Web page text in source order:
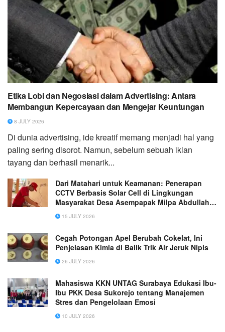
Etika Lobi dan Negosiasi dalam Advertising: Antara
Membangun Kepercayaan dan Mengejar Keuntungan
8 JULY 2026
Di dunia advertising, ide kreatif memang menjadi hal yang
paling sering disorot. Namun, sebelum sebuah iklan
tayang dan berhasil menarik...
Dari Matahari untuk Keamanan: Penerapan
CCTV Berbasis Solar Cell di Lingkungan
Masyarakat Desa Asempapak Milpa Abdullah
Endik Mahasiswa Semester 6, Program Kuliah
Kerja Nyata (KKN) R17 Asempapak
15 JULY 2026
Cegah Potongan Apel Berubah Cokelat, Ini
Penjelasan Kimia di Balik Trik Air Jeruk Nipis
26 JULY 2026
Mahasiswa KKN UNTAG Surabaya Edukasi Ibu-
Ibu PKK Desa Sukorejo tentang Manajemen
Stres dan Pengelolaan Emosi
10 JULY 2026